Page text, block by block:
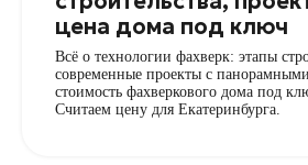
цена дома под ключ
Всё о технологии фахверк: этапы
современные проекты с
стоимость фахверкового дома под
Считаем цену для Екатеринбурга.